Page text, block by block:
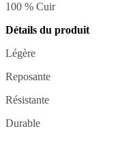
100 % Cuir
Détails du produit
Légère
Reposante
Résistante
Durable